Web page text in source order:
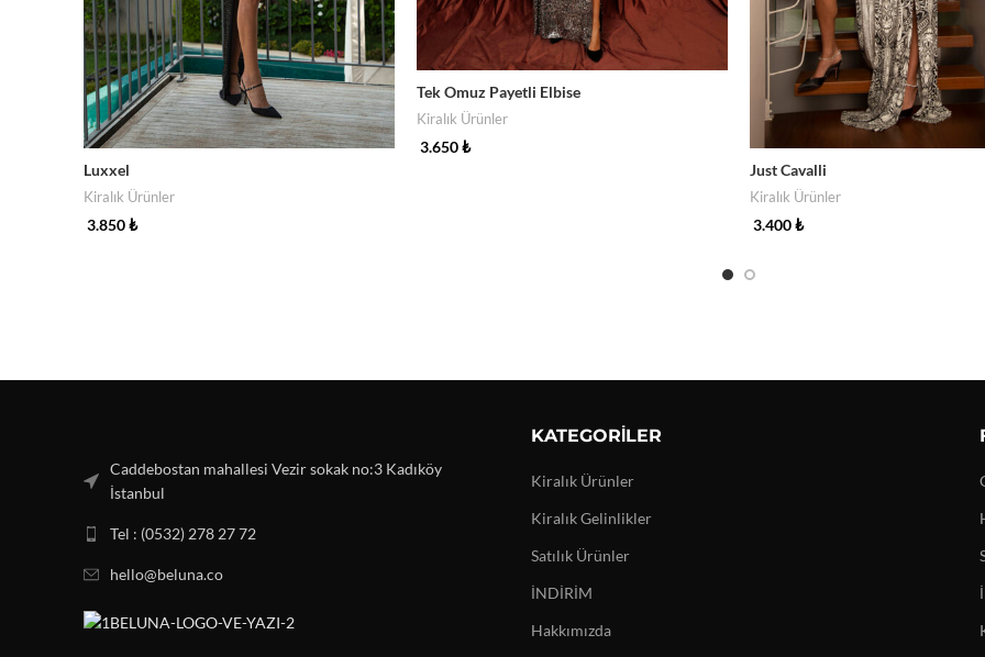
Luxxel
Kiralık Ürünler
3.850₺
Tek Omuz Payetli Elbise
Kiralık Ürünler
3.650₺
Just Cavalli
Kiralık Ürünler
3.400₺
Caddebostan mahallesi Vezir sokak no:3 Kadıköy
İstanbul
Tel : (0532) 278 27 72
hello@beluna.co
KATEGORILER
Kiralık Ürünler
Kiralık Gelinlikler
Satılık Ürünler
İNDİRİM
Hakkımızda